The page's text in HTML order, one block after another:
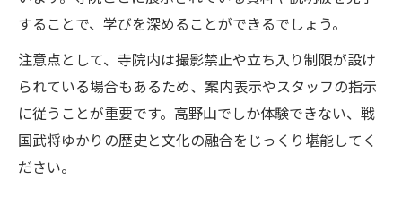
することで、学びを深めることができるでしょう。
注意点として、寺院内は撮影禁止や立ち入り制限が設け
られている場合もあるため、案内表示やスタッフの指示
に従うことが重要です。高野山でしか体験できない、戦
国武将ゆかりの歴史と文化の融合をじっくり堪能してく
ださい。